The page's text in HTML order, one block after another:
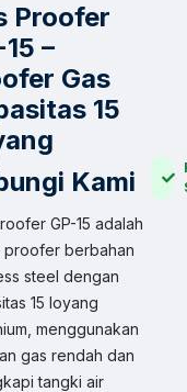
Proofer
–
Gas
15
Kami
GP-15 adalah
proofer berbahan
steel dengan
15 loyang
menggunakan
gas rendah dan
tangki air